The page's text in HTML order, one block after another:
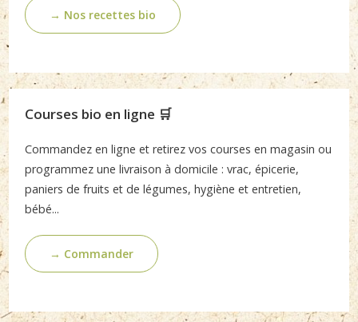
→ Nos recettes bio
Courses bio en ligne 🛒
Commandez en ligne et retirez vos courses en magasin ou
programmez une livraison à domicile : vrac, épicerie,
paniers de fruits et de légumes, hygiène et entretien,
bébé...
→ Commander